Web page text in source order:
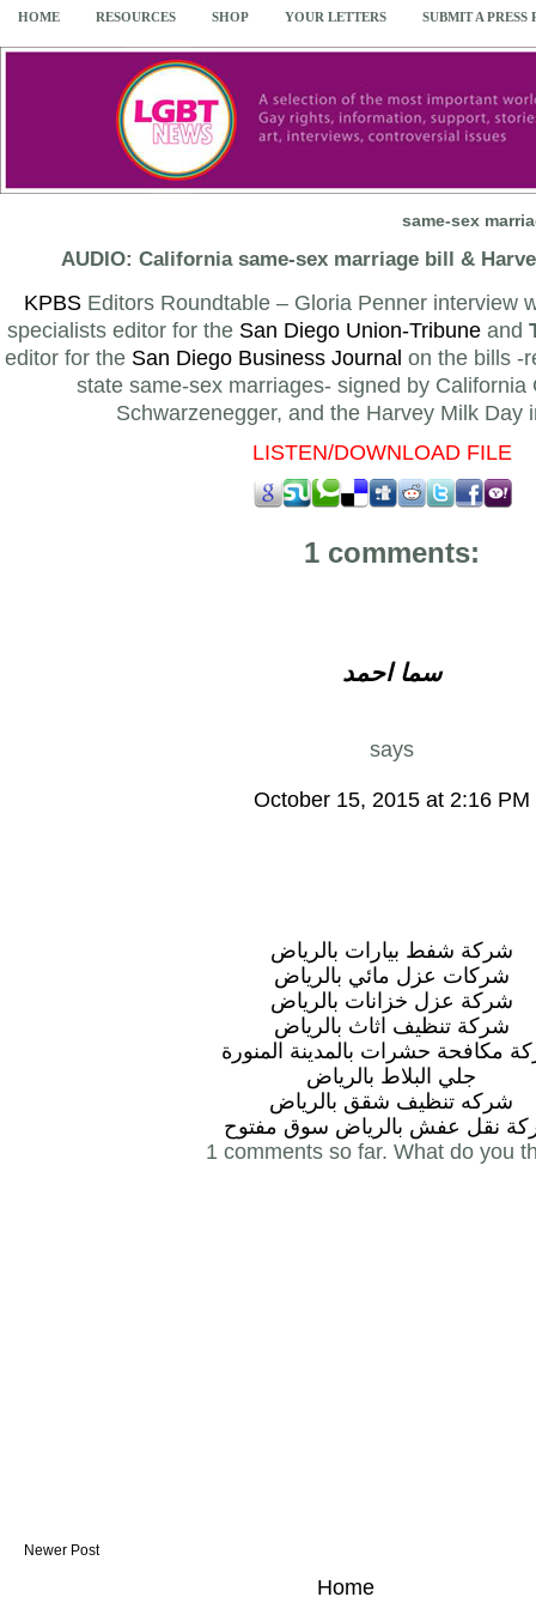
HOME RESOURCES SHOP YOUR LETTERS SUBMIT A PRESS
same-sex
AUDIO: California same-sex marriage bill &
KPBS Editors Roundtable – Gloria Penner interview
specialists editor for the San Diego Union-Tribune and
editor for the San Diego Business Journal on the bills -
state same-sex marriages- signed by California
Schwarzenegger, and the Harvey Milk Day
LISTEN/DOWNLOAD FILE
1 comments:
سما احمد
says
October 15, 2015 at 2:16 PM
شركة شفط بيارات بالرياض
شركات عزل مائي بالرياض
شركة عزل خزانات بالرياض
شركة تنظيف اثاث بالرياض
مكافحة حشرات بالمدينة المنورة
جلي البلاط بالرياض
شركه تنظيف شقق بالرياض
نقل عفش بالرياض سوق مفتوح
1 comments so far. What do you
Newer Post
Home